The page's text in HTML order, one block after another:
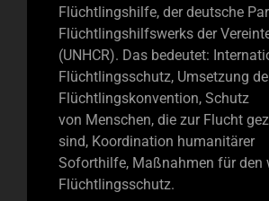
Flüchtlingshilfe, der deutsche
Flüchtlingshilfswerks der
(UNHCR). Das bedeutet:
Flüchtlingsschutz, Umsetzung
Flüchtlingskonvention, Schutz
von Menschen, die zur Flucht
sind, Koordination humanitärer
Soforthilfe, Maßnahmen für den
Flüchtlingsschutz.